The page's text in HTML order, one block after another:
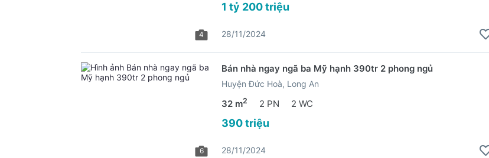
4
1 tỷ 200 triệu
28/11/2024
6
Bán nhà ngay ngã ba Mỹ hạnh 390tr 2 phong ngủ
Huyện Đức Hoà, Long An
32 m2 2 PN 2 WC
390 triệu
28/11/2024